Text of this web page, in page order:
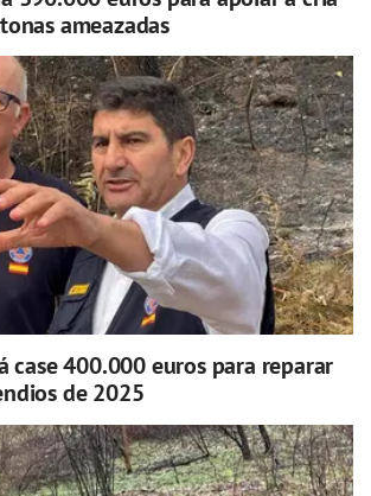
ameazadas
case 400.000 euros para reparar
de 2025